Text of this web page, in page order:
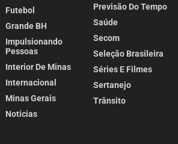
Futebol
Grande BH
Impulsionando
Pessoas
Interior De Minas
Internacional
Minas Gerais
Noticias
Previsão Do Tempo
Saúde
Secom
Seleção Brasileira
Séries E Filmes
Sertanejo
Trânsito